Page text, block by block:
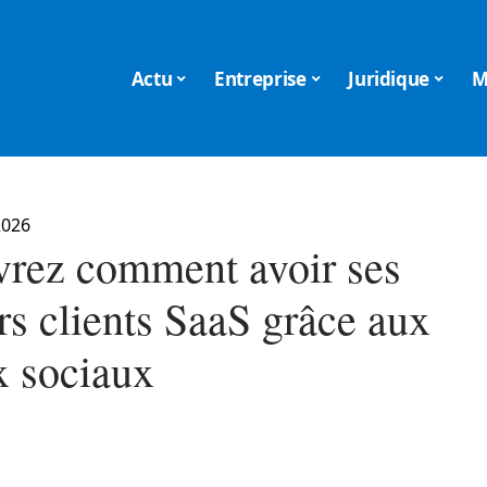
Actu Entreprise Juridique
comment avoir ses
clients SaaS grâce aux
sociaux